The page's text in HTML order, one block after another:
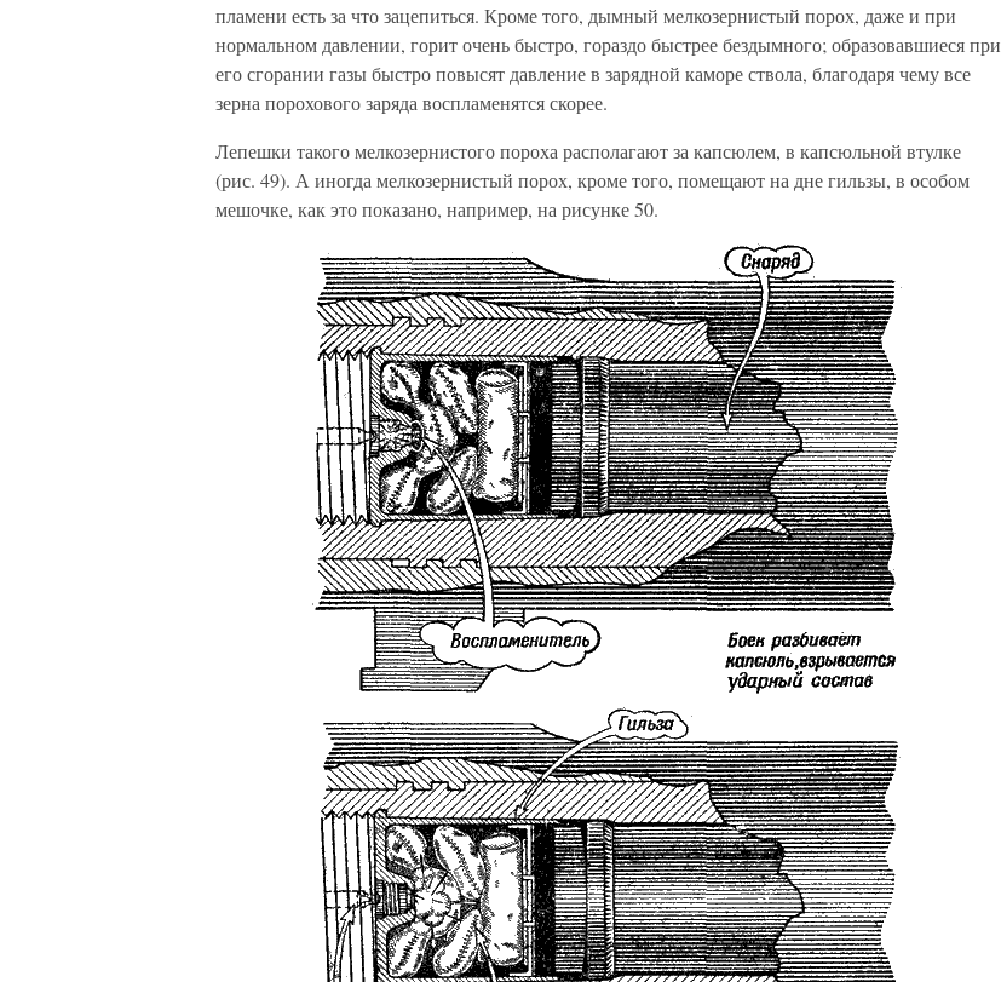
пламени есть за что зацепиться. Кроме того, дымный мелкозернистый порох, даже и при
нормальном давлении, горит очень быстро, гораздо быстрее бездымного; образовавшиеся при
его сгорании газы быстро повысят давление в зарядной каморе ствола, благодаря чему все
зерна порохового заряда воспламенятся скорее.
Лепешки такого мелкозернистого пороха располагают за капсюлем, в капсюльной втулке
(рис. 49). А иногда мелкозернистый порох, кроме того, помещают на дне гильзы, в особом
мешочке, как это показано, например, на рисунке 50.